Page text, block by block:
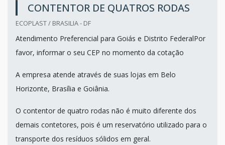
CONTENTOR DE QUATROS RODAS
ECOPLAST / BRASILIA - DF
Atendimento Preferencial para Goiás e Distrito FederalPor
favor, informar o seu CEP no momento da cotação
A empresa atende através de suas lojas em Belo
Horizonte, Brasília e Goiânia.
O contentor de quatro rodas não é muito diferente dos
demais contetores, pois é um reservatório utilizado para o
transporte dos resíduos sólidos em geral.